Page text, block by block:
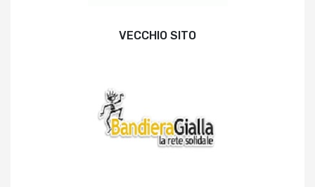
VECCHIO SITO